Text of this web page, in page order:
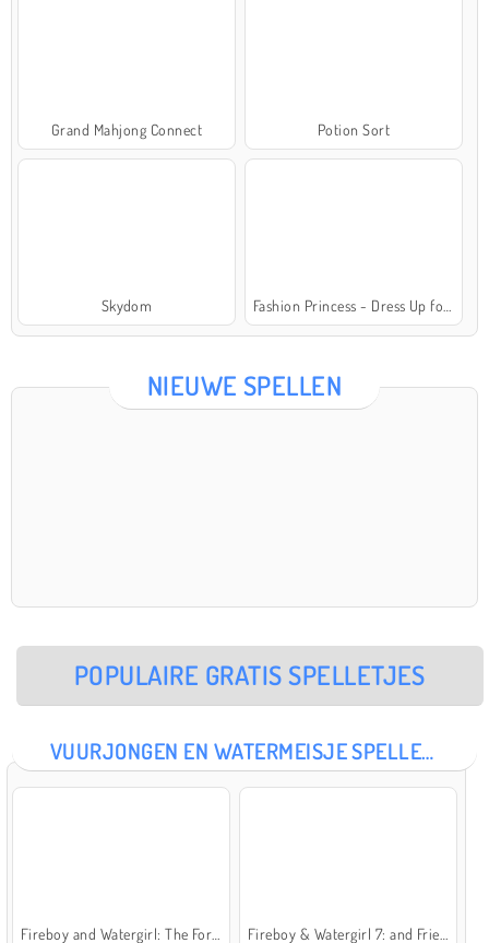
Grand Mahjong Connect Potion Sort
Skydom
NIEUWE SPELLEN
POPULAIRE GRATIS SPELLETJES
VUURJONGEN EN WATERMEISJE SPELLETJES